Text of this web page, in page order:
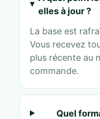
elles à jour ?
La base est
Vous recevez
plus récente au
commande.
Quel